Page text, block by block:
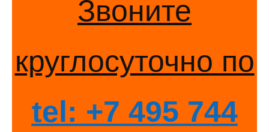
Звоните
круглосуточно по
tel: +7 495 744